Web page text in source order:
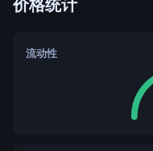
价格统计
流动性